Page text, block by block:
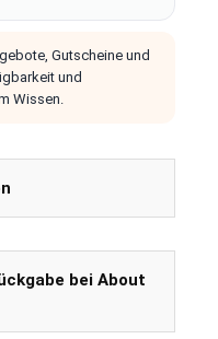
Gutscheine und
und
Wissen.
bei About